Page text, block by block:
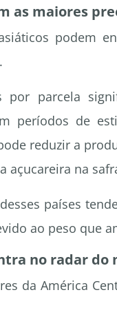
as maiores
podem
por parcela
períodos de
reduzir a
açucareira na
países
ao peso que
no radar do
da América